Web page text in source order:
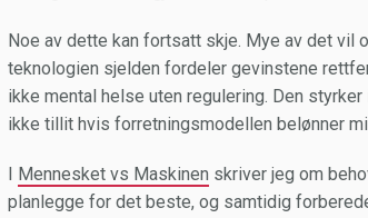
Noe av dette kan fortsatt skje. Mye av det vil
teknologien sjelden fordeler gevinstene
ikke mental helse uten regulering. Den
ikke tillit hvis forretningsmodellen belønner
I Mennesket vs Maskinen skriver jeg om
planlegge for det beste, og samtidig